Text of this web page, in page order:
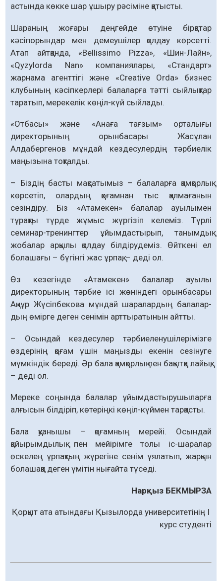
астында көкке шар ұшыру рәсіміне қатысты.
Шараның жоғары деңгейде өтуіне бірқатар
кәсіпорындар мен демеушілер қолдау көрсетті.
Атап айтқанда, «Bellissimo Pizza», «Шин-Лайн»,
«Qyzylorda Nan» компаниялары, «Стандарт»
жарнама агенттігі және «Creative Orda» бизнес
клубының кәсіпкерлері балаларға тәтті сыйлықтар
таратып, мерекелік көңіл-күй сыйлады.
«Отбасы» және «Анаға тағзым» орталығы
директорының орынбасары Жасұлан
Алдабергенов мұндай кездесулердің тәрбиелік
маңызына тоқталды.
– Біздің басты мақсатымыз – балаларға қамқорлық
көрсетіп, олардың қоғамнан тыс қалмағанын
сезіндіру. Біз «Атамекен» балалар ауылымен
тұрақты түрде жұмыс жүргізіп келеміз. Түрлі
семинар-тренингтер ұйымдастырып, танымдық
жобалар арқылы қолдау білдірудеміз. Өйткені ел
болашағы – бүгінгі жас ұрпақ, – деді ол.
Өз кезегінде «Атамекен» балалар ауылы
директорының тәрбие ісі жөніндегі орынбасары
Ақнұр Жүсіпбекова мұндай шаралардың балалар­
дың өмірге деген сенімін арттыратынын айтты.
– Осындай кездесулер тәрбиеленушілерімізге
өздерінің қоғам үшін маңызды екенін сезінуге
мүмкіндік береді. Әр бала қамқорлық пен бақытқа лайық,
– деді ол.
Мереке соңында балалар ұйымдастырушыларға
алғысын білдіріп, көтеріңкі көңіл-күймен тарқасты.
Бала қуанышы – қоғамның мерейі. Осындай
қайырымдылық пен мейірімге толы іс-шаралар
өскелең ұрпақтың жүрегіне сенім ұялатып, жарқын
болашаққа деген үмітін нығайта түседі.
Нарқыз БЕКМЫРЗА
Қорқыт ата атындағы Қызылорда университетінің І
курс студенті